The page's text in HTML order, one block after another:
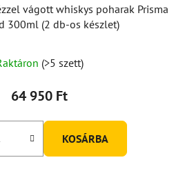
vágott whiskys poharak Prisma
300ml (2 db-os készlet)
(>5 szett)
64 950 Ft
KOSÁRBA